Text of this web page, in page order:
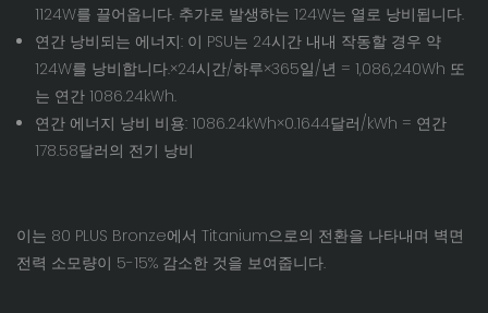
1124W를 끌어옵니다. 추가로 발생하는 124W는 열로 낭비됩니다.
연간 낭비되는 에너지: 이 PSU는 24시간 내내 작동할 경우 약
124W를 낭비합니다.×24시간/하루×365일/년 = 1,086,240Wh 또
는 연간 1086.24kWh.
연간 에너지 낭비 비용: 1086.24kWh×0.1644달러/kWh = 연간
178.58달러의 전기 낭비
이는 80 PLUS Bronze에서 Titanium으로의 전환을 나타내며 벽면
전력 소모량이 5-15% 감소한 것을 보여줍니다.